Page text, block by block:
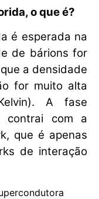
o que é?
é esperada na
de bárions for
a densidade
for muito alta
A fase
contrai com a
que é apenas
de interação